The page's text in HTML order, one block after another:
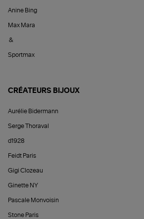
Anine Bing
Max Mara
&
Sportmax
CRÉATEURS BIJOUX
Aurélie Bidermann
Serge Thoraval
d1928
Feidt Paris
Gigi Clozeau
Ginette NY
Pascale Monvoisin
Stone Paris